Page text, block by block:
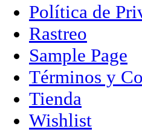
Política de
Rastreo
Sample Page
Términos y
Tienda
Wishlist